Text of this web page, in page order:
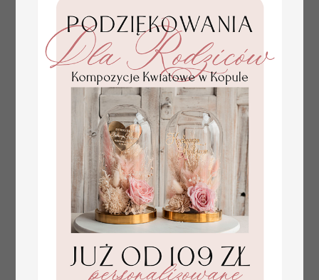
numerki na stół weselny
z tłoczonymi kwiatami,
eleganckie numerki na
stoły weselne, tłoczone
numerki na stół weselny,
dekoracja stołów
weselnych tłoczone
Promocja:
10 PLN/13.00 PLN